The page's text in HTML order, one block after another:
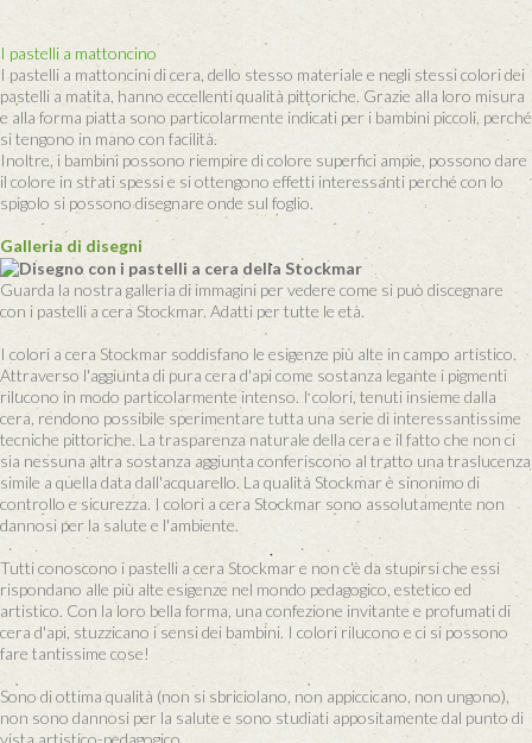
I pastelli a mattoncino
I pastelli a mattoncini di cera, dello stesso materiale e negli stessi colori dei
pastelli a matita, hanno eccellenti qualità pittoriche. Grazie alla loro misura
e alla forma piatta sono particolarmente indicati per i bambini piccoli, perché
si tengono in mano con facilità.
Inoltre, i bambini possono riempire di colore superfici ampie, possono dare
il colore in strati spessi e si ottengono effetti interessanti perché con lo
spigolo si possono disegnare onde sul foglio.
Galleria di disegni
Guarda la nostra galleria di immagini per vedere come si può discegnare
con i pastelli a cera Stockmar. Adatti per tutte le età.
I colori a cera Stockmar soddisfano le esigenze più alte in campo artistico.
Attraverso l'aggiunta di pura cera d'api come sostanza legante i pigmenti
rilucono in modo particolarmente intenso. I colori, tenuti insieme dalla
cera, rendono possibile sperimentare tutta una serie di interessantissime
tecniche pittoriche. La trasparenza naturale della cera e il fatto che non ci
sia nessuna altra sostanza aggiunta conferiscono al tratto una traslucenza
simile a quella data dall'acquarello. La qualità Stockmar è sinonimo di
controllo e sicurezza. I colori a cera Stockmar sono assolutamente non
dannosi per la salute e l'ambiente.
Tutti conoscono i pastelli a cera Stockmar e non c'è da stupirsi che essi
rispondano alle più alte esigenze nel mondo pedagogico, estetico ed
artistico. Con la loro bella forma, una confezione invitante e profumati di
cera d'api, stuzzicano i sensi dei bambini. I colori rilucono e ci si possono
fare tantissime cose!
Sono di ottima qualità (non si sbriciolano, non appiccicano, non ungono),
non sono dannosi per la salute e sono studiati appositamente dal punto di